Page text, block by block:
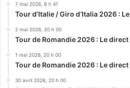
7 mai 2026, 8 h 41
Tour d’Italie / Giro d’Italia 2026 :
2 mai 2026, 20 h 00
Tour de Romandie 2026 : Le direct
1 mai 2026, 20 h 00
Tour de Romandie 2026 : Le direct
30 avril 2026, 20 h 00